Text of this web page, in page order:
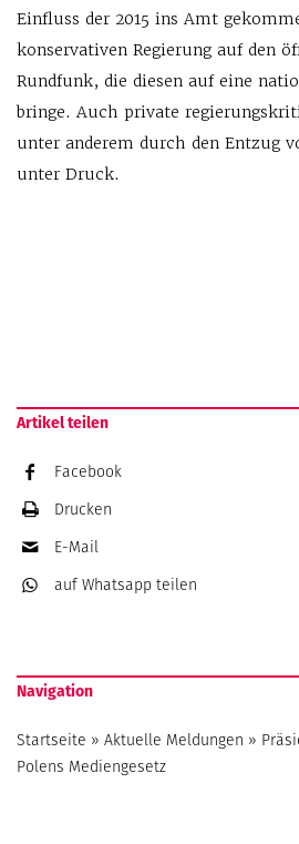
Einfluss der 2015 ins Amt
konservativen Regierung auf den
Rundfunk, die diesen auf eine
bringe. Auch private
unter anderem durch den Entzug
unter Druck.
Artikel teilen
Facebook
Drucken
E-Mail
auf Whatsapp teilen
Navigation
Startseite » Aktuelle Meldungen »
Polens Mediengesetz